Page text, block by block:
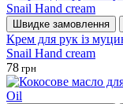
Швидке замовлення
Крем для рук із
Snail Hand cream
78 грн